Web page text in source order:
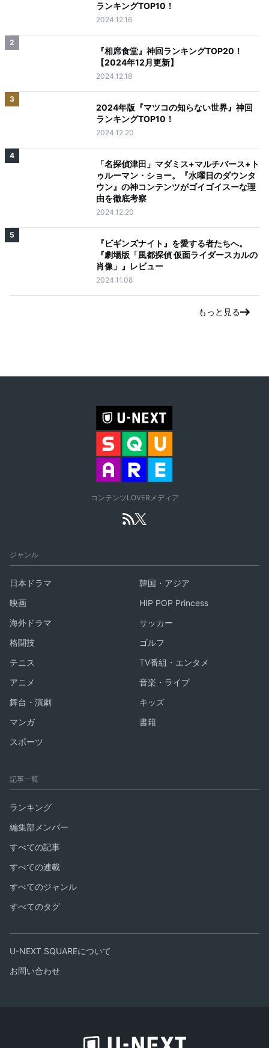
ランキングTOP10！
2024.12.16
2
『相席食堂』神回ランキングTOP20！
【2024年12月更新】
2024.12.18
3
2024年版『マツコの知らない世界』神回
ランキングTOP10！
2024.12.20
4
「名探偵津田」マダミス+マルチバース+ト
ゥルーマン・ショー。『水曜日のダウンタ
ウン』の神コンテンツがゴイゴイスーな理
由を徹底考察
2024.12.20
5
『ビギンズナイト』を愛する者たちへ。
『劇場版「風都探偵 仮面ライダースカルの
肖像」』レビュー
2024.11.08
もっと見る
コンテンツLOVERメディア
ジャンル
日本ドラマ
韓国・アジア
映画
HIP POP Princess
海外ドラマ
サッカー
格闘技
ゴルフ
テニス
TV番組・エンタメ
アニメ
音楽・ライブ
舞台・演劇
キッズ
マンガ
書籍
スポーツ
記事一覧
ランキング
編集部メンバー
すべての記事
すべての連載
すべてのジャンル
すべてのタグ
U-NEXT SQUAREについて
お問い合わせ